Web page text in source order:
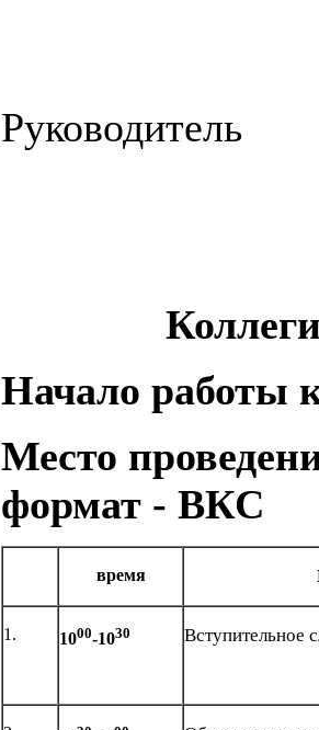
Начало работы
Место
формат - ВКС
время
1. 1000-1030 Вступительное